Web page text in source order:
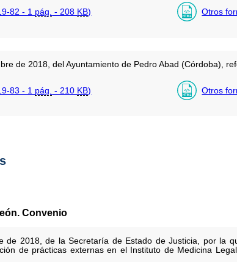
82 - 1 pág. - 208 KB) Otros
de 2018, del Ayuntamiento de Pedro Abad (Córdoba),
83 - 1 pág. - 210 KB) Otros
Convenio
de 2018, de la Secretaría de Estado de Justicia, por la
de prácticas externas en el Instituto de Medicina